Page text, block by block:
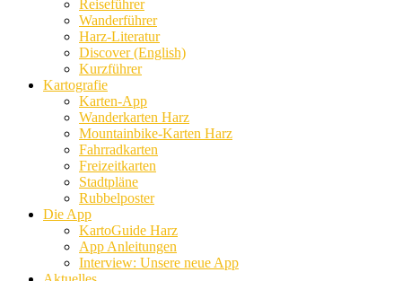
Reiseführer
Wanderführer
Harz-Literatur
Discover (English)
Kurzführer
Kartografie
Karten-App
Wanderkarten Harz
Mountainbike-Karten Harz
Fahrradkarten
Freizeitkarten
Stadtpläne
Rubbelposter
Die App
KartoGuide Harz
App Anleitungen
Interview: Unsere neue App